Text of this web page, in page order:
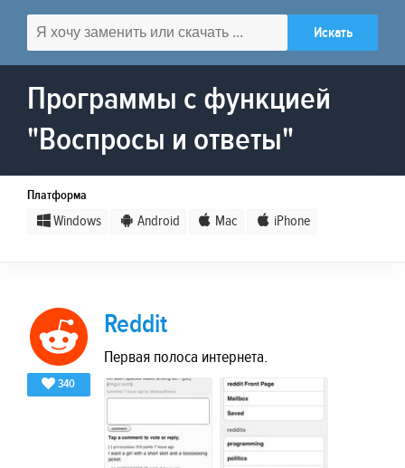
Программы с функцией
"Воспросы и ответы"
Платформа
Windows Android Mac iPhone
340
Reddit
Первая полоса интернета.